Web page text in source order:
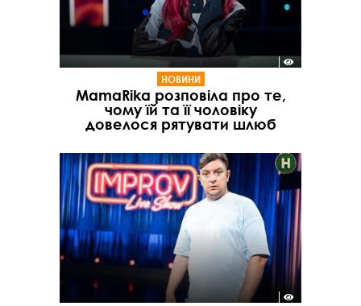
НОВИНИ
MamaRika розповіла про те,
чому їй та її чоловіку
довелося рятувати шлюб